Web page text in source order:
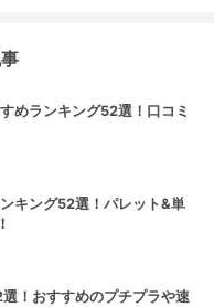
めランキング52選！口コミ
キング52選！パレット&単
！おすすめのプチプラや速